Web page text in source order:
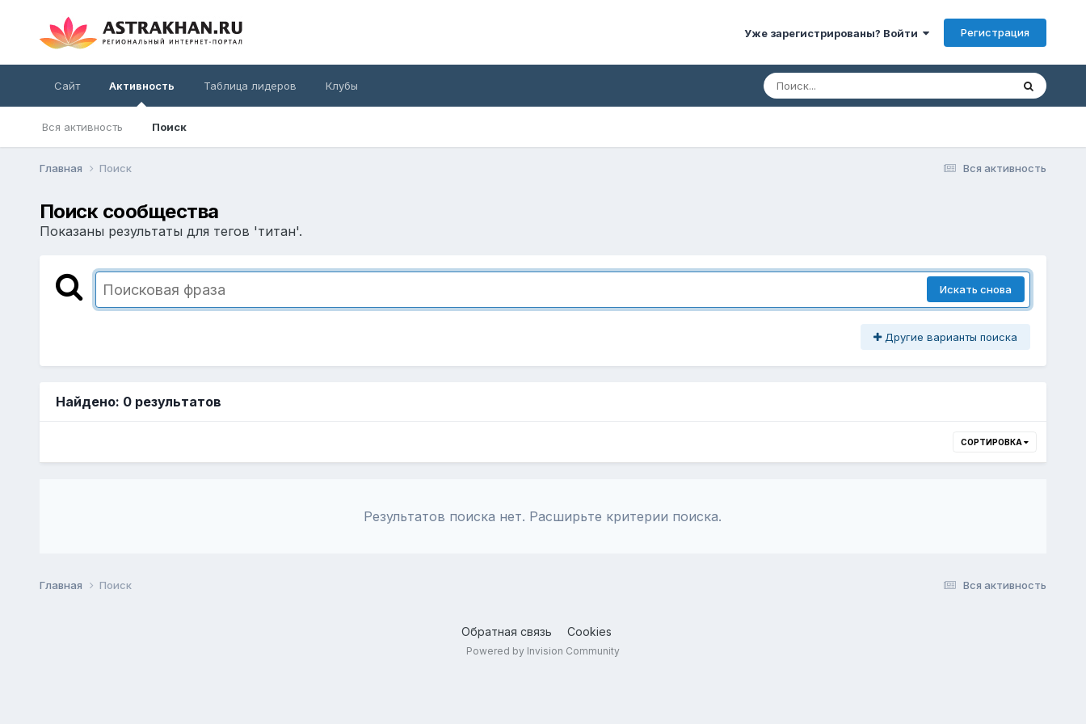
Уже зарегистрированы? Войти Регистрация
Сайт Активность
Вся активность Поиск
Таблица лидеров Клубы
Вся активность
Главная Поиск
Поиск сообщества
Показаны результаты для тегов 'титан'.
Искать снова
Другие варианты поиска
Найдено: 0 результатов
СОРТИРОВКА
Результатов поиска нет. Расширьте критерии поиска.
Вся активность
Главная Поиск
Обратная связь Cookies
Powered by Invision Community